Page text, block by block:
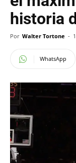
historia
Por Walter Tortone -
WhatsApp